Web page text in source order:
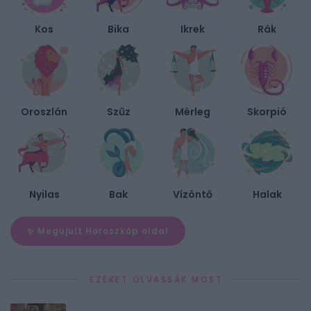
Kos Bika Ikrek Rák
Oroszlán Szűz Mérleg Skorpió
Nyilas Bak Vízöntő Halak
✨ Megújult Horoszkóp oldal
EZEKET OLVASSÁK MOST